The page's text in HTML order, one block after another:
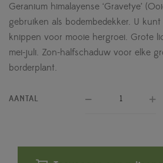
Geranium himalayense ‘Gravetye’
gebruiken als bodembedekker. U
knippen voor mooie hergroei. Grote
mei-juli. Zon-halfschaduw voor elke
borderplant.
AANTAL